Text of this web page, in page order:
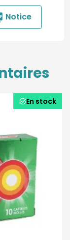
Notice
En stock